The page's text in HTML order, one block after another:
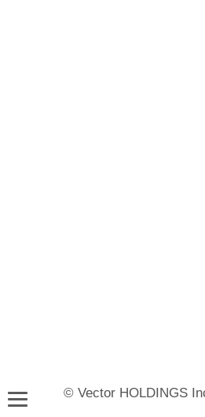
© Vector HOLDINGS